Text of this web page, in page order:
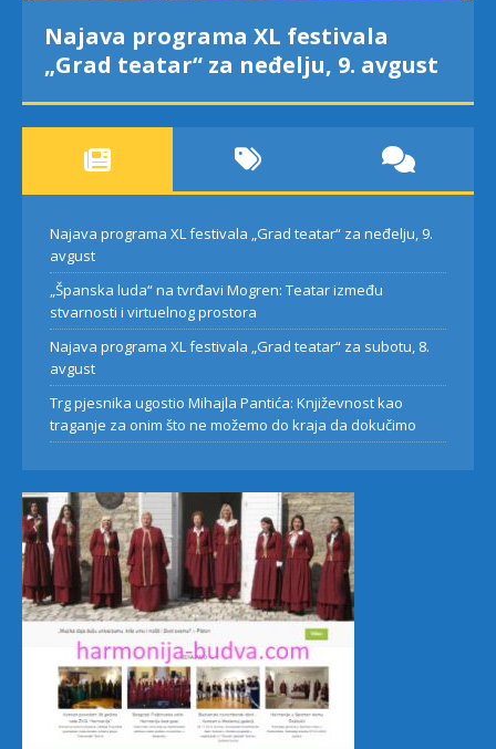
Najava programa XL festivala
„Grad teatar“ za neđelju, 9. avgust
Najava programa XL festivala „Grad teatar“ za neđelju, 9.
avgust
„Španska luda“ na tvrđavi Mogren: Teatar između
stvarnosti i virtuelnog prostora
Najava programa XL festivala „Grad teatar“ za subotu, 8.
avgust
Trg pjesnika ugostio Mihajla Pantića: Književnost kao
traganje za onim što ne možemo do kraja da dokučimo